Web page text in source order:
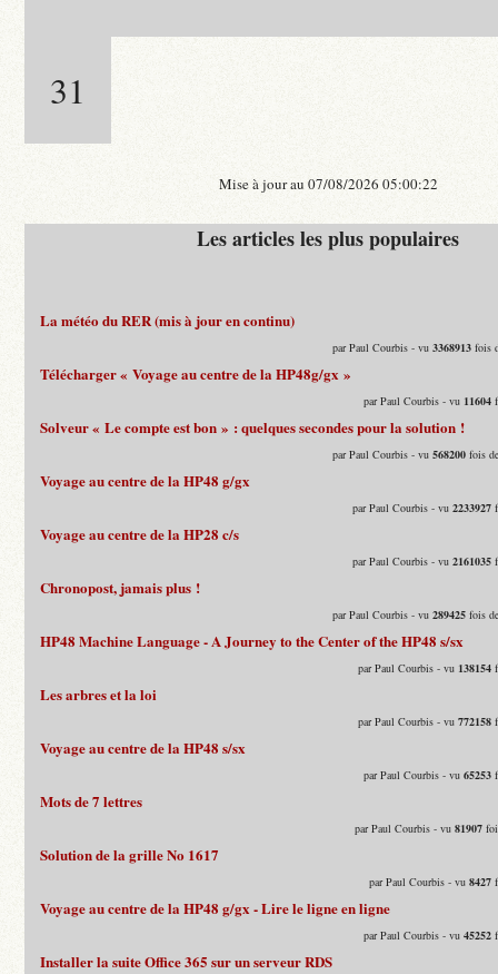
31
Mise à jour au 07/08/2026 05:00:22
Les articles les plus populaires
La météo du RER (mis à jour en continu)
par Paul Courbis - vu3368913 fois
Télécharger « Voyage au centre de la HP48g/gx »
par Paul Courbis - vu 11604
Solveur « Le compte est bon » : quelques secondes pour la solution !
par Paul Courbis - vu568200 fois
Voyage au centre de la HP48 g/gx
par Paul Courbis - vu2233927
Voyage au centre de la HP28 c/s
par Paul Courbis - vu2161035
Chronopost, jamais plus !
par Paul Courbis - vu289425 fois
HP48 Machine Language - A Journey to the Center of the HP48 s/sx
par Paul Courbis - vu 138154
Les arbres et la loi
par Paul Courbis - vu772158
Voyage au centre de la HP48 s/sx
par Paul Courbis - vu65253
Mots de 7 lettres
par Paul Courbis - vu81907
Solution de la grille No 1617
par Paul Courbis - vu8427
Voyage au centre de la HP48 g/gx - Lire le ligne en ligne
par Paul Courbis - vu45252
Installer la suite Office 365 sur un serveur RDS